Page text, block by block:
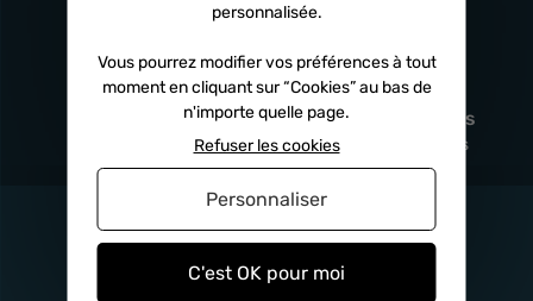
Satisfait
remboursé
Paiement en
x3 fois
Sécurisé, sans frais
personnalisée.
Vous pourrez modifier vos préférences à tout
moment en cliquant sur “Cookies” au bas de
n'importe quelle page.
C'est OK pour moi
Refuser les cookies
Personnaliser